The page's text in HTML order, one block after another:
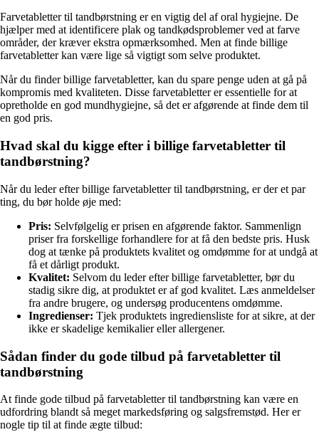
Farvetabletter til tandbørstning er en vigtig del af oral hygiejne. De
hjælper med at identificere plak og tandkødsproblemer ved at farve
områder, der kræver ekstra opmærksomhed. Men at finde billige
farvetabletter kan være lige så vigtigt som selve produktet.
Når du finder billige farvetabletter, kan du spare penge uden at gå på
kompromis med kvaliteten. Disse farvetabletter er essentielle for at
opretholde en god mundhygiejne, så det er afgørende at finde dem til
en god pris.
Hvad skal du kigge efter i billige farvetabletter til
tandbørstning?
Når du leder efter billige farvetabletter til tandbørstning, er der et par
ting, du bør holde øje med:
Pris: Selvfølgelig er prisen en afgørende faktor. Sammenlign
priser fra forskellige forhandlere for at få den bedste pris. Husk
dog at tænke på produktets kvalitet og omdømme for at undgå at
få et dårligt produkt.
Kvalitet: Selvom du leder efter billige farvetabletter, bør du
stadig sikre dig, at produktet er af god kvalitet. Læs anmeldelser
fra andre brugere, og undersøg producentens omdømme.
Ingredienser: Tjek produktets ingrediensliste for at sikre, at der
ikke er skadelige kemikalier eller allergener.
Sådan finder du gode tilbud på farvetabletter til
tandbørstning
At finde gode tilbud på farvetabletter til tandbørstning kan være en
udfordring blandt så meget markedsføring og salgsfremstød. Her er
nogle tip til at finde ægte tilbud: